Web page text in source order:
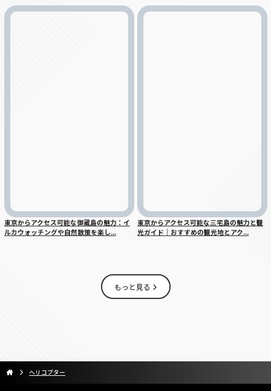
東京からアクセス可能な御蔵島の魅力：イ
ルカウォッチングや自然散策を楽し...
東京からアクセス可能な三宅島の魅力と観
光ガイド｜おすすめの観光地とアク...
もっと見る
ヘリコプター